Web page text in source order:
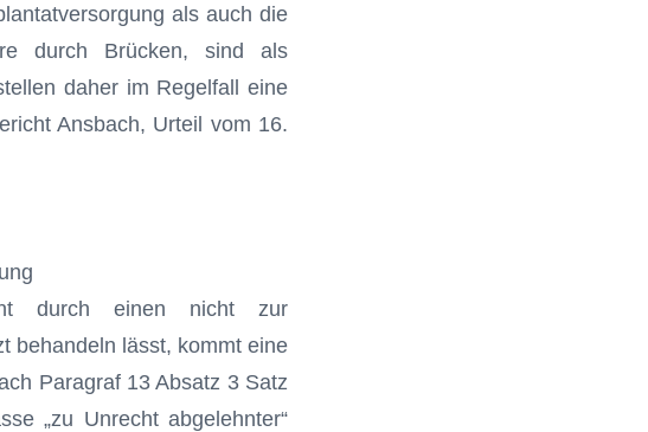
als auch die
durch Brücken, sind als
daher im Regelfall eine
Ansbach, Urteil vom 16.
durch einen nicht zur
behandeln lässt, kommt eine
Paragraf 13 Absatz 3 Satz
„zu Unrecht abgelehnter“